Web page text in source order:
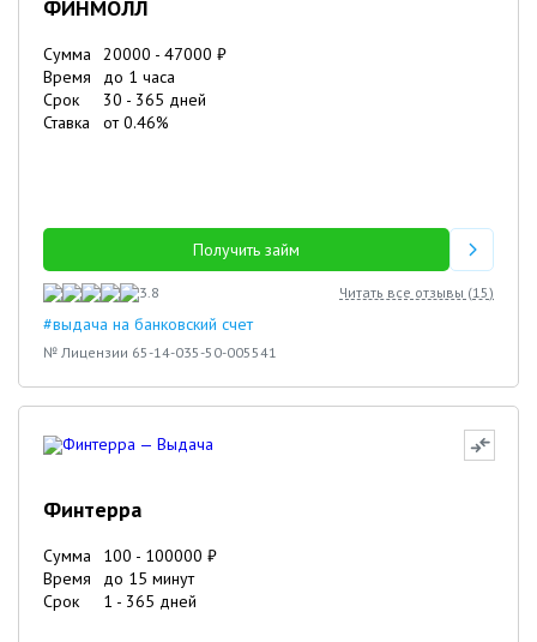
ФИНМОЛЛ
Сумма 20000 - 47000 ₽
Время
до 1 часа
Срок
30 - 365 дней
Ставка
от0.46%
Получить займ
3.8 Читать все отзывы (15)
#выдача на банковский счет
№ Лицензии 65-14-035-50-005541
Финтерра
Сумма 100 - 100000 ₽
Время
до 15 минут
Срок
1 - 365 дней